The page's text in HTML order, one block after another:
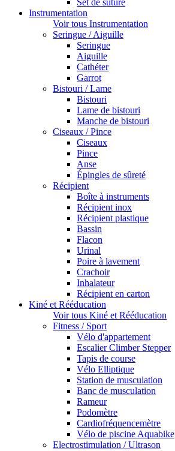
Set de suture
Instrumentation
Voir tous Instrumentation
Seringue / Aiguille
Seringue
Aiguille
Cathéter
Garrot
Bistouri / Lame
Bistouri
Lame de bistouri
Manche de bistouri
Ciseaux / Pince
Ciseaux
Pince
Anse
Épingles de sûreté
Récipient
Boîte à instruments
Récipient inox
Récipient plastique
Bassin
Flacon
Urinal
Poire à lavement
Crachoir
Inhalateur
Récipient en carton
Kiné et Rééducation
Voir tous Kiné et Rééducation
Fitness / Sport
Vélo d'appartement
Escalier Climber Stepper
Tapis de course
Vélo Elliptique
Station de musculation
Banc de musculation
Rameur
Podomètre
Cardiofréquencemètre
Vélo de piscine Aquabike
Electrostimulation / Ultrason